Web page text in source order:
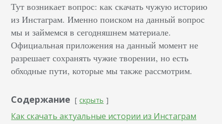
Тут возникает вопрос: как скачать чужую историю
из Инстаграм. Именно поиском на данный вопрос
мы и займемся в сегодняшнем материале.
Официальная приложения на данный момент не
разрешает сохранять чужие творении, но есть
обходные пути, которые мы также рассмотрим.
Содержание скрыть
Как скачать актуальные истории из Инстаграм